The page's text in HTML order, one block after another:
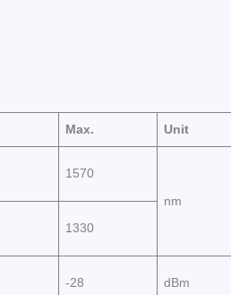
Max. Unit
1570
nm
1330
-28 dBm